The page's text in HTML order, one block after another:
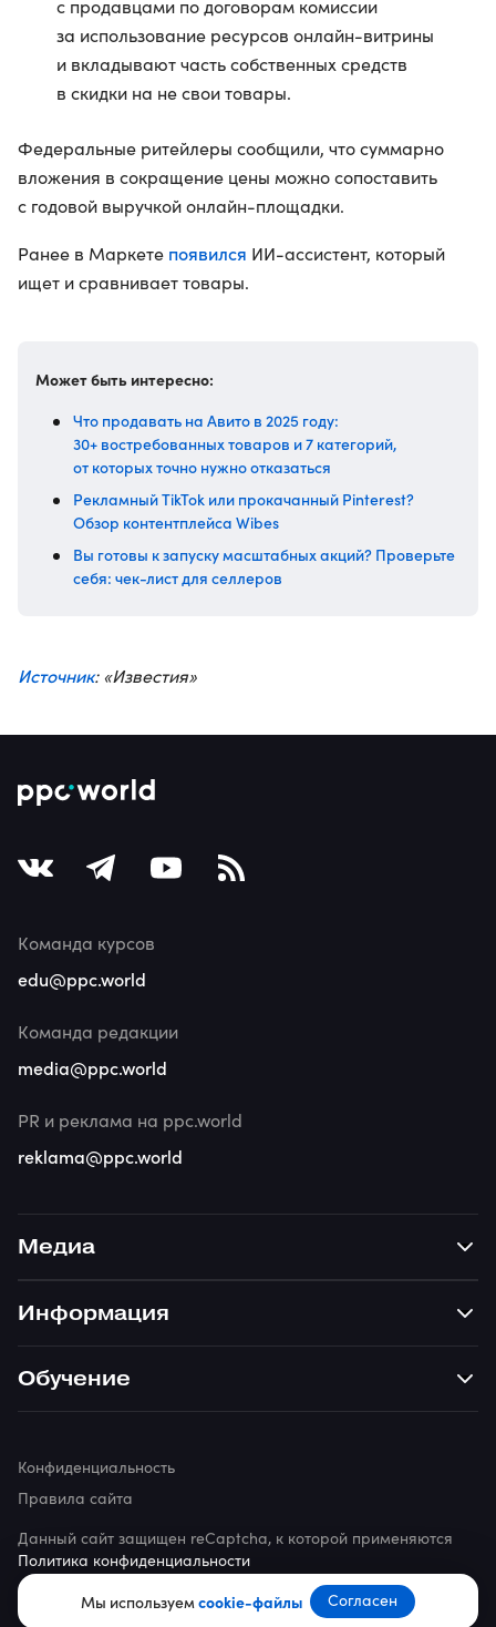
Мы используемcookie-файлы Согласен
с продавцами по договорам комиссии
за использование ресурсов онлайн-витрины
и вкладывают часть собственных средств
в скидки на не свои товары.
Федеральные ритейлеры сообщили, что суммарно
вложения в сокращение цены можно сопоставить
с годовой выручкой онлайн-площадки.
Ранее в Маркете появился ИИ-ассистент, который
ищет и сравнивает товары.
Может быть интересно:
Что продавать на Авито в 2025 году:
30+ востребованных товаров и 7 категорий,
от которых точно нужно отказаться
Рекламный TikTok или прокачанный Pinterest?
Обзор контентплейса Wibes
Вы готовы к запуску масштабных акций? Проверьте
себя: чек-лист для селлеров
Источник: «Известия»
Медиа
Информация
Обучение
Команда курсов
edu@ppc.world
Команда редакции
media@ppc.world
PR и реклама на ppc.world
reklama@ppc.world
© 2026 ppc.world
Данный сайт защищен reCaptcha, к которой применяются
Политика конфиденциальности
Конфиденциальность
Правила сайта